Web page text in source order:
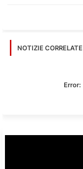
NOTIZIE CORRELATE
Error: